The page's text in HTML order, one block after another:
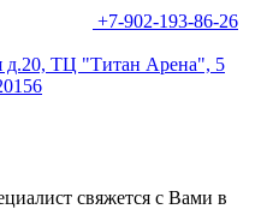
+7-902-193-86-26
д.20, ТЦ "Титан Арена", 5
свяжется с Вами в